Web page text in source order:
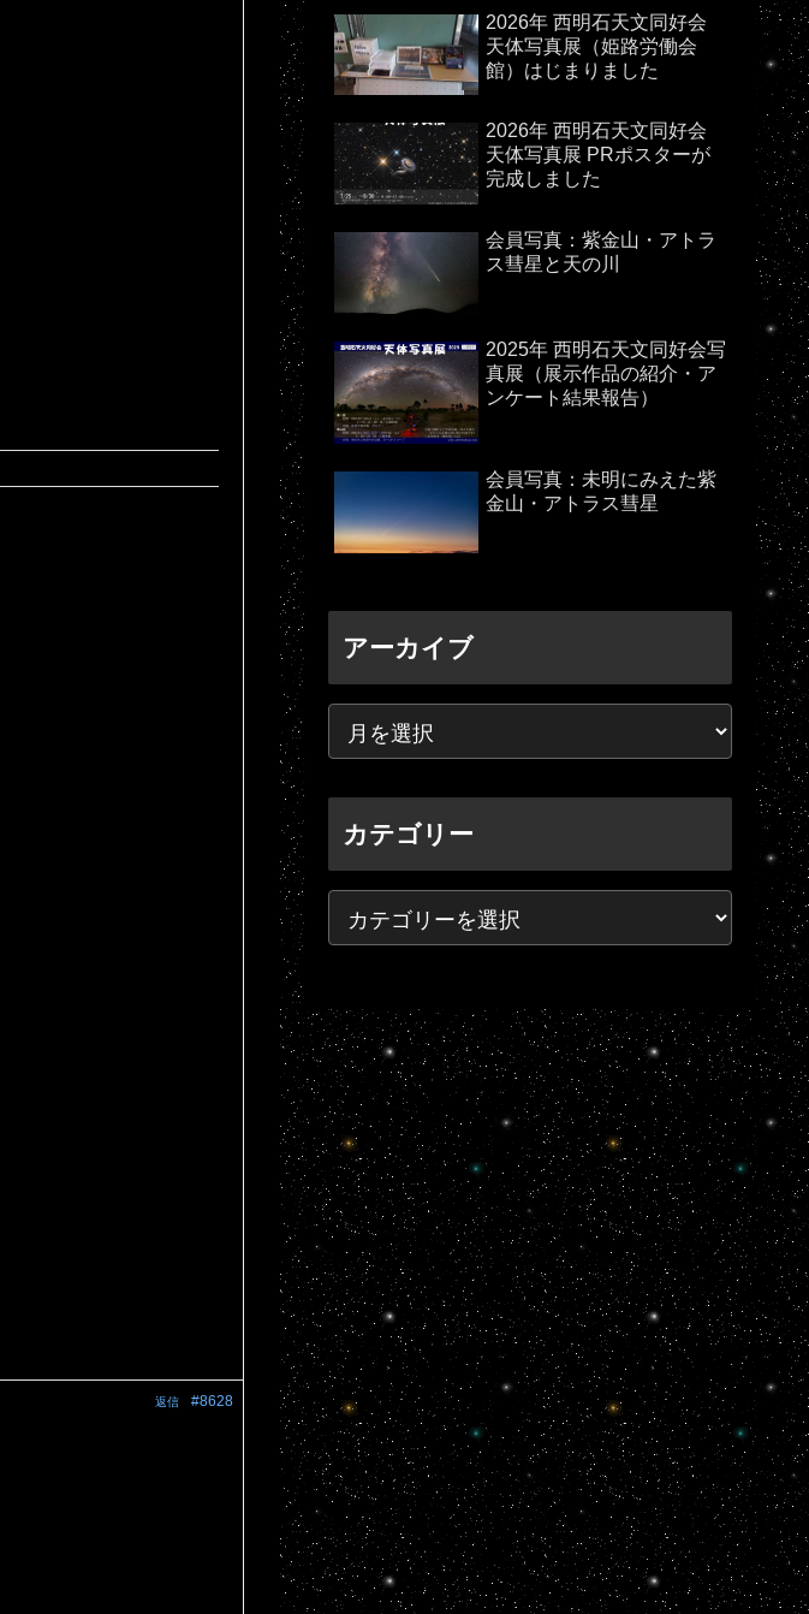
#8628
返信
2026年 西明石天文同好会
天体写真展（姫路労働会
館）はじまりました
2026年 西明石天文同好会
天体写真展 PRポスターが
完成しました
会員写真：紫金山・アトラ
ス彗星と天の川
2025年 西明石天文同好会写
真展（展示作品の紹介・ア
ンケート結果報告）
会員写真：未明にみえた紫
金山・アトラス彗星
アーカイブ
カテゴリー